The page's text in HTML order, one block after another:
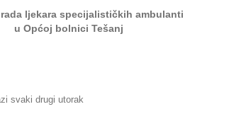
ljekara specijalističkih ambulanti
u Općoj bolnici Tešanj
svaki drugi utorak